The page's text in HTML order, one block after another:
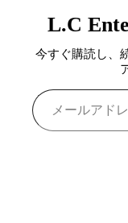
L.C
今すぐ購読し、
メールアドレスを入力...